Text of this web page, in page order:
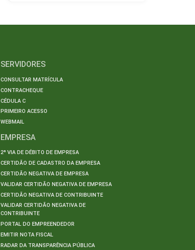
SERVIDORES
CONSULTAR MATRÍCULA
CONTRACHEQUE
CÉDULA C
PRIMEIRO ACESSO
WEBMAIL
EMPRESA
2ª VIA DE DÉBITO DE EMPRESA
CERTIDÃO DE CADASTRO DA EMPRESA
CERTIDÃO NEGATIVA DE EMPRESA
VALIDAR CERTIDÃO NEGATIVA DE EMPRESA
CERTIDÃO NEGATIVA DE CONTRIBUINTE
VALIDAR CERTIDÃO NEGATIVA DE
CONTRIBUINTE
PORTAL DO EMPREENDEDOR
EMITIR NOTA FISCAL
RADAR DA TRANSPARÊNCIA PÚBLICA